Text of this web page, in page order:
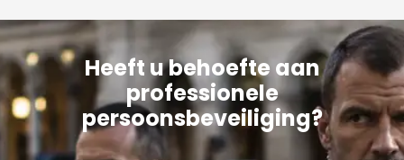
Heeft u behoefte aan
professionele
persoonsbeveiliging?